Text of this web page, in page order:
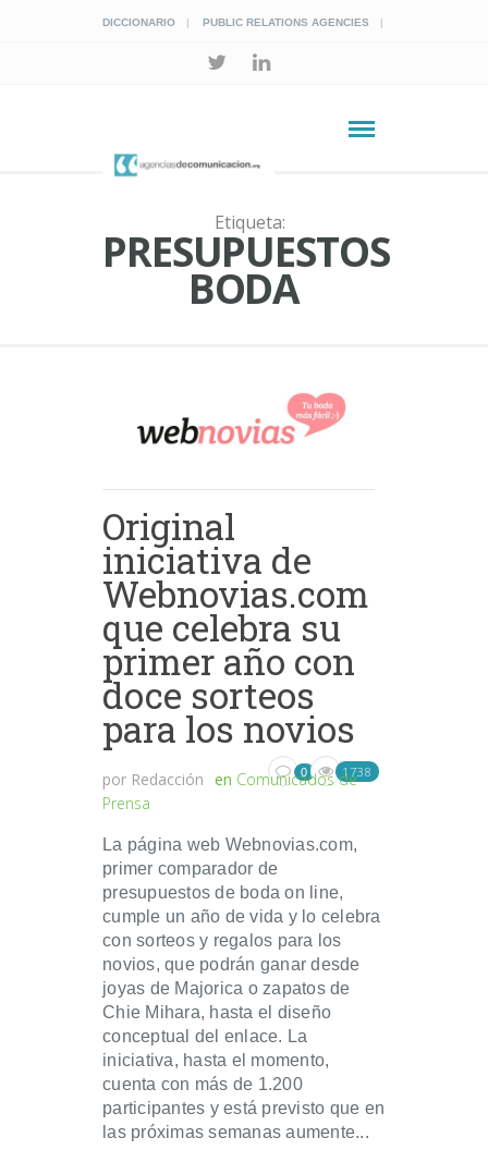
DICCIONARIO PUBLIC RELATIONS AGENCIES
Etiqueta:
PRESUPUESTOS
BODA
Original
iniciativa de
Webnovias.com
que celebra su
primer año con
doce sorteos
para los novios
por Redacción en Comunicados de
Prensa
0 1738
La página web Webnovias.com,
primer comparador de
presupuestos de boda on line,
cumple un año de vida y lo celebra
con sorteos y regalos para los
novios, que podrán ganar desde
joyas de Majorica o zapatos de
Chie Mihara, hasta el diseño
conceptual del enlace. La
iniciativa, hasta el momento,
cuenta con más de 1.200
participantes y está previsto que en
las próximas semanas aumente...